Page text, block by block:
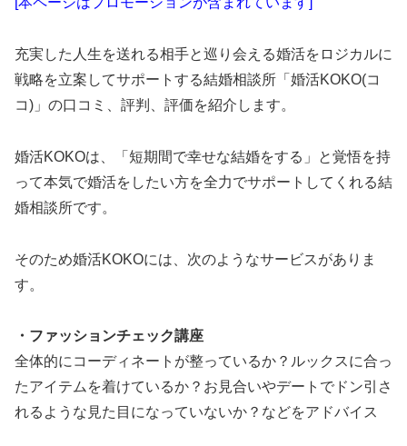
充実した人生を送れる相手と巡り会える婚活をロジカルに
戦略を立案してサポートする結婚相談所「婚活KOKO(コ
コ)」の口コミ、評判、評価を紹介します。
婚活KOKOは、「短期間で幸せな結婚をする」と覚悟を持
って本気で婚活をしたい方を全力でサポートしてくれる結
婚相談所です。
そのため婚活KOKOには、次のようなサービスがありま
す。
・ファッションチェック講座
全体的にコーディネートが整っているか？ルックスに合っ
たアイテムを着けているか？お見合いやデートでドン引さ
れるような見た目になっていないか？などをアドバイス